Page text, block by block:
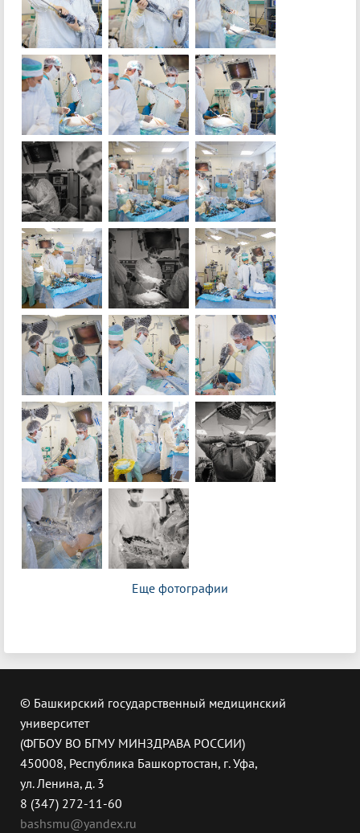
Еще фотографии
© Башкирский государственный медицинский
университет
(ФГБОУ ВО БГМУ МИНЗДРАВА РОССИИ)
450008, Республика Башкортостан, г. Уфа,
ул. Ленина, д. 3
8 (347) 272-11-60
bashsmu@yandex.ru